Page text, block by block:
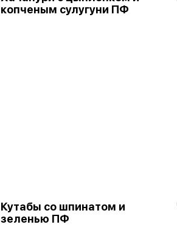
копченым сулугуни ПФ
Кутабы со шпинатом и
зеленью ПФ